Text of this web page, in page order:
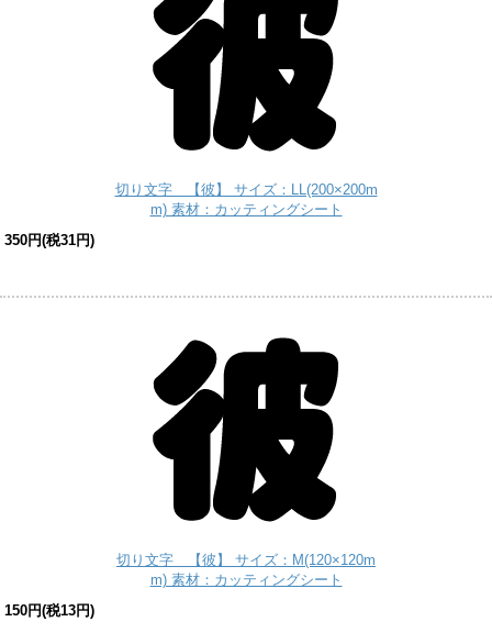
切り文字 【彼】 サイズ：LL(200×200m
m) 素材：カッティングシート
350円(税31円)
切り文字 【彼】 サイズ：M(120×120m
m) 素材：カッティングシート
150円(税13円)